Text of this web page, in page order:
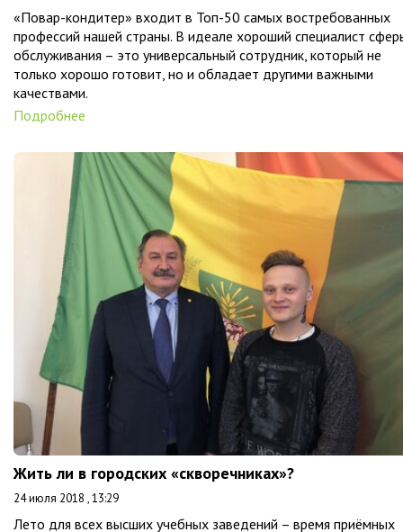
«Повар-кондитер» входит в Топ-50 самых востребованных
профессий нашей страны. В идеале хороший специалист
обслуживания – это универсальный сотрудник, который не
только хорошо готовит, но и обладает другими важными
качествами.
Подробнее
Жить ли в городских «скворечниках»?
24 июля 2018 , 13:29
Лето для всех высших учебных заведений – время приёмных